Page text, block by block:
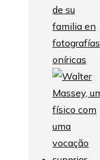
de su
familia en
fotografías
oníricas